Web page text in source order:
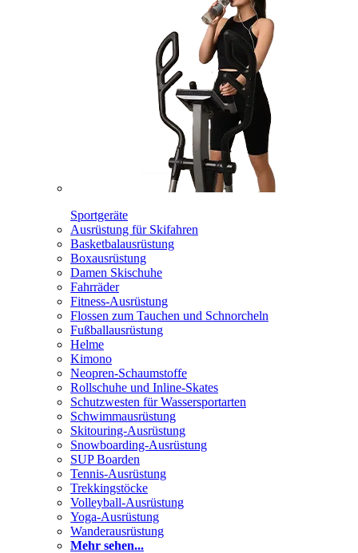
Sportgeräte
Ausrüstung für Skifahren
Basketbalausrüstung
Boxausrüstung
Damen Skischuhe
Fahrräder
Fitness-Ausrüstung
Flossen zum Tauchen und Schnorcheln
Fußballausrüstung
Helme
Kimono
Neopren-Schaumstoffe
Rollschuhe und Inline-Skates
Schutzwesten für Wassersportarten
Schwimmausrüstung
Skitouring-Ausrüstung
Snowboarding-Ausrüstung
SUP Boarden
Tennis-Ausrüstung
Trekkingstöcke
Volleyball-Ausrüstung
Yoga-Ausrüstung
Wanderausrüstung
Mehr sehen...